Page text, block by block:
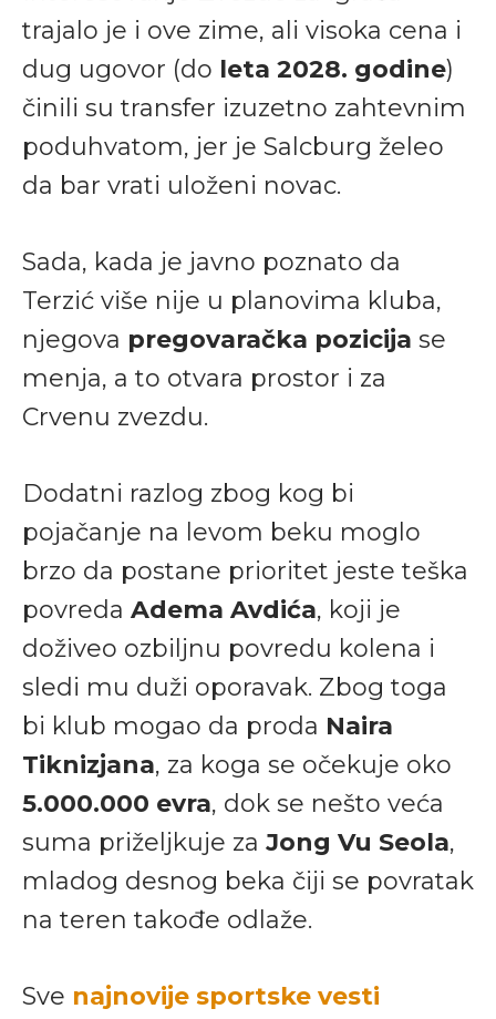
trajalo je i ove zime, ali visoka cena i
dug ugovor (do leta 2028. godine)
činili su transfer izuzetno zahtevnim
poduhvatom, jer je Salcburg želeo
da bar vrati uloženi novac.
Sada, kada je javno poznato da
Terzić više nije u planovima kluba,
njegova pregovaračka pozicija se
menja, a to otvara prostor i za
Crvenu zvezdu.
Dodatni razlog zbog kog bi
pojačanje na levom beku moglo
brzo da postane prioritet jeste teška
povreda Adema Avdića, koji je
doživeo ozbiljnu povredu kolena i
sledi mu duži oporavak. Zbog toga
bi klub mogao da proda Naira
Tiknizjana, za koga se očekuje oko
5.000.000 evra, dok se nešto veća
suma priželjkuje za Jong Vu Seola,
mladog desnog beka čiji se povratak
na teren takođe odlaže.
Sve najnovije sportske vesti